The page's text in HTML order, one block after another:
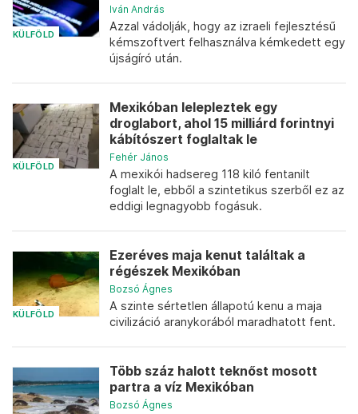
KÜLFÖLD
Iván András
Azzal vádolják, hogy az izraeli fejlesztésű
kémszoftvert felhasználva kémkedett egy
újságíró után.
KÜLFÖLD
Mexikóban lelepleztek egy
droglabort, ahol 15 milliárd forintnyi
kábítószert foglaltak le
Fehér János
A mexikói hadsereg 118 kiló fentanilt
foglalt le, ebből a szintetikus szerből ez az
eddigi legnagyobb fogásuk.
KÜLFÖLD
Ezeréves maja kenut találtak a
régészek Mexikóban
Bozsó Ágnes
A szinte sértetlen állapotú kenu a maja
civilizáció aranykorából maradhatott fent.
Több száz halott teknőst mosott
partra a víz Mexikóban
Bozsó Ágnes